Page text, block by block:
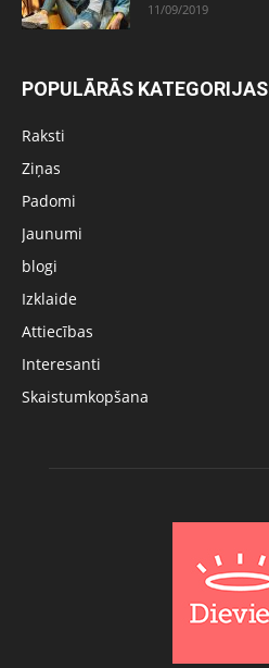
11/09/2019
POPULĀRĀS KATEGORIJAS
Raksti
Ziņas
Padomi
Jaunumi
blogi
Izklaide
Attiecības
Interesanti
Skaistumkopšana